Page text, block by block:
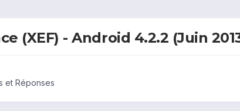
(XEF) - Android 4.2.2 (Juin
et Réponses